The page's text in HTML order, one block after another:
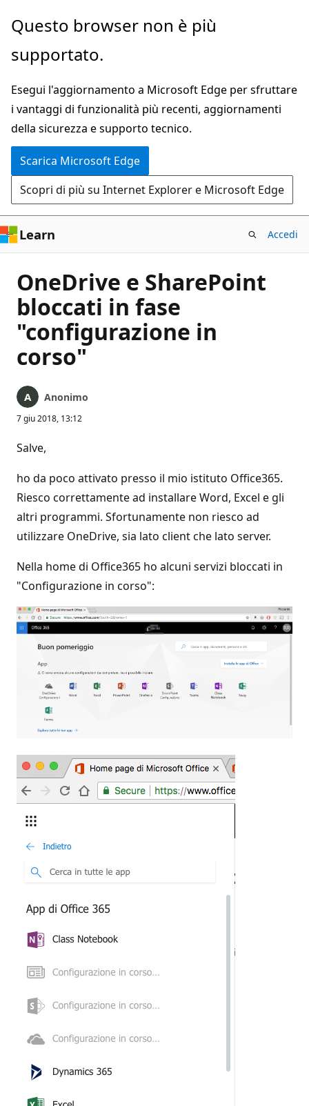
Ignora
passa
contenuto
principale
Questo browser non è più
supportato.
Esegui l'aggiornamento a Microsoft Edge per sfruttare
i vantaggi di funzionalità più recenti, aggiornamenti
della sicurezza e supporto tecnico.
Scarica Microsoft Edge
Scopri di più su Internet Explorer e Microsoft Edge
Learn Accedi
OneDrive e SharePoint
bloccati in fase
"configurazione in
corso"
Anonimo
7 giu 2018, 13:12
Salve,
ho da poco attivato presso il mio istituto Office365.
Riesco correttamente ad installare Word, Excel e gli
altri programmi. Sfortunamente non riesco ad
utilizzare OneDrive, sia lato client che lato server.
Nella home di Office365 ho alcuni servizi bloccati in
"Configurazione in corso":